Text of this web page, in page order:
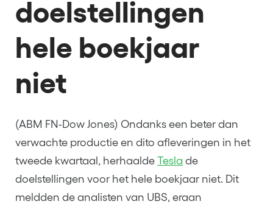
doelstellingen
hele boekjaar
niet
(ABM FN-Dow Jones) Ondanks een beter dan
verwachte productie en dito afleveringen in het
tweede kwartaal, herhaalde Tesla de
doelstellingen voor het hele boekjaar niet. Dit
meldden de analisten van UBS, eraan